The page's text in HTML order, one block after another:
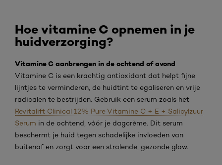
Hoe vitamine C opnemen in je
huidverzorging?
Vitamine C aanbrengen in de ochtend of avond
Vitamine C is een krachtig antioxidant dat helpt fijne
lijntjes te verminderen, de huidtint te egaliseren en vrije
radicalen te bestrijden. Gebruik een serum zoals het
Revitalift Clinical 12% Pure Vitamine C + E + Salicylzuur
Serum in de ochtend, vóór je dagcrème. Dit serum
beschermt je huid tegen schadelijke invloeden van
buitenaf en zorgt voor een stralende, gezonde glow.